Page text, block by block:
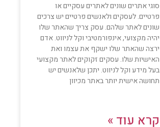
סוגי אתרים שונים לאתרים עסקיים או
פרטיים. לעסקים ולאנשים פרטיים יש צרכים
שונים לאתר שלהם. עסק צריך שהאתר שלו
יהיה מקצועי, אינפורמטיבי וקל לניווט. אדם
ירצה שהאתר שלו ישקף את עצמו ואת
האישיות שלו. עסקים זקוקים לאתר מקצועי
בעל מידע וקל לניווט. יתכן שלאנשים יש
תחושה אישית יותר באתר מכיוון
קרא עוד »